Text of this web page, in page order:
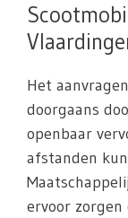
Het
doorgaans
openbaar
afstanden
ervoor